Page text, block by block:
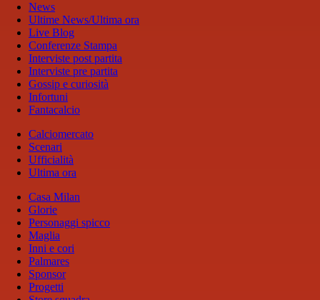
News
Ultime News/Ultima ora
Live Blog
Conferenze Stampa
Interviste post partita
Interviste pre partita
Gossip e curiosità
Infortuni
Fantacalcio
Calciomercato
Scenari
Ufficialità
Ultima ora
Casa Milan
Glorie
Personaggi spicco
Maglia
Inni e cori
Palmares
Sponsor
Progetti